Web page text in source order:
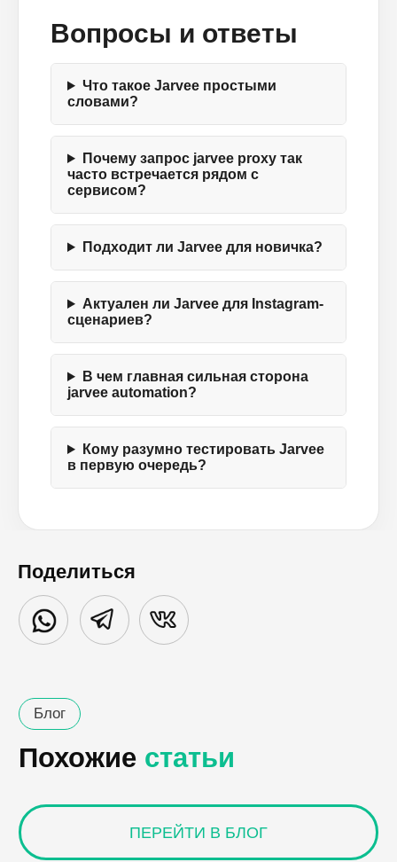
Вопросы и ответы
Что такое Jarvee простыми
словами?
Почему запрос jarvee proxy так
часто встречается рядом с
сервисом?
Подходит ли Jarvee для новичка?
Актуален ли Jarvee для Instagram-
сценариев?
В чем главная сильная сторона
jarvee automation?
Кому разумно тестировать Jarvee
в первую очередь?
Поделиться